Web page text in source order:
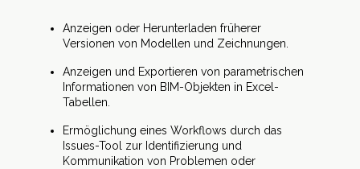
Anzeigen oder Herunterladen früherer
Versionen von Modellen und Zeichnungen.
Anzeigen und Exportieren von parametrischen
Informationen von BIM-Objekten in Excel-
Tabellen.
Ermöglichung eines Workflows durch das
Issues-Tool zur Identifizierung und
Kommunikation von Problemen oder